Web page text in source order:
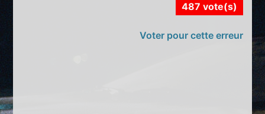
487 vote(s)
Voter pour cette erreur